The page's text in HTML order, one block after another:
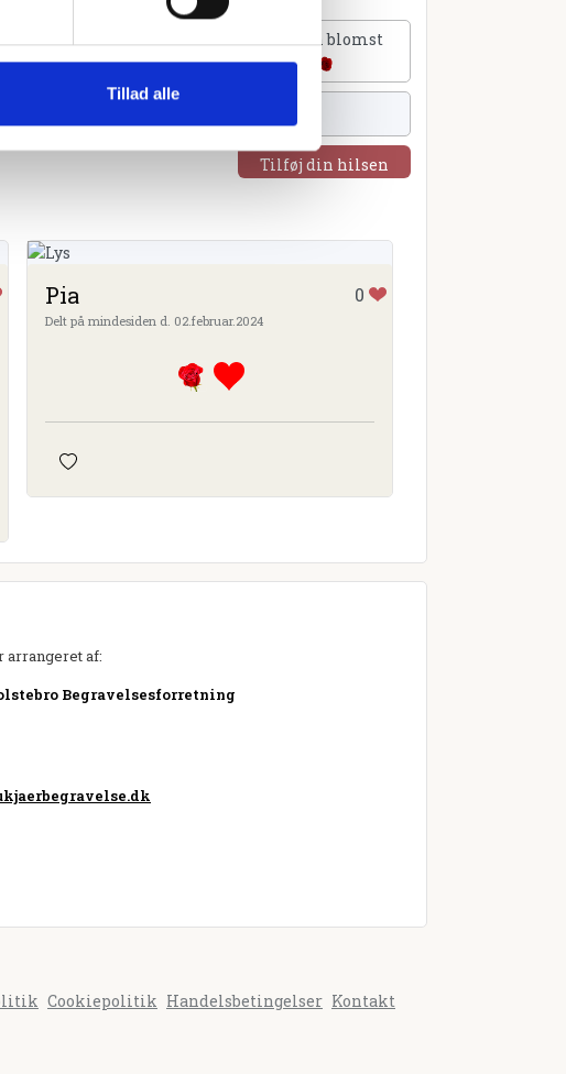
Tillad alle
Tilføj en blomst
Tilføj din hilsen
Pia 0
Delt på mindesiden d. 02.februar.2024
af:
Begravelsesforretning
Cookiepolitik Handelsbetingelser Kontakt